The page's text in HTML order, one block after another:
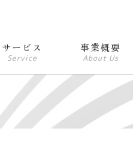
サービス
Service
事業概要
About Us